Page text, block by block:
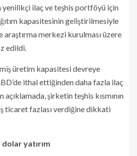
yenilikçi ilaç ve teşhis portföyü için
kapasitesinin geliştirilmesiyle
merkezi kurulması üzere
edildi.
üretim kapasitesi devreye
ithal ettiğinden daha fazla ilaç
şirketin teşhis kısmının
ticaret fazlası verdiğine dikkati
yatırım